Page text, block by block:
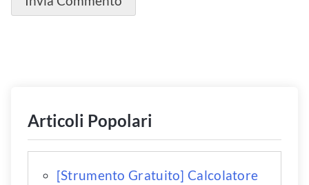
Articoli Popolari
[Strumento Gratuito] Calcolatore